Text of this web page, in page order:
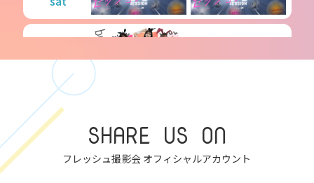
sun
7
mon SHARE US ON
フレッシュ撮影会 オフィシャルアカウント